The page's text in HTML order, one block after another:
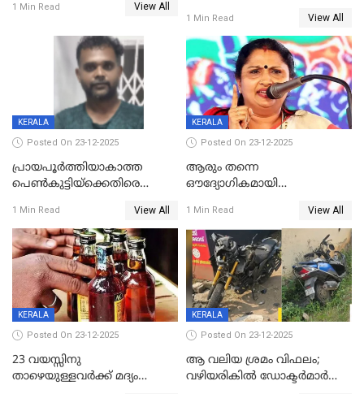
രൂക്ഷം
1 Min Read View All
ഗുരുതരാവസ്ഥയിൽ
1 Min Read View All
KERALA
Posted On 23-12-2025
പ്രായപൂർത്തിയാകാത്ത
പെൺകുട്ടിയ്ക്കെതിരെ
59 വർഷം തടവും 90,൦൦൦ രൂപ
പിഴയും ശിക്ഷ
1 Min Read View All
KERALA
Posted On 23-12-2025
ആരും തന്നെ
ഔദ്യോഗികമായി
കണ്ടെത്താൻ ഇന്ന് കോർ
കമ്മിറ്റി കൂടിയില്ല';
അതൃപ്തിയുമായി ദീപ്തി മേരി
വർഗീസ്
1 Min Read View All
KERALA
Posted On 23-12-2025
23 വയസ്സിനു
താഴെയുള്ളവർക്ക് മദ്യം
KERALA
Posted On 23-12-2025
ആ വലിയ ശ്രമം വിഫലം;
വഴിയരികില്‍ ‌ഡോക്ടര്‍മാര്‍